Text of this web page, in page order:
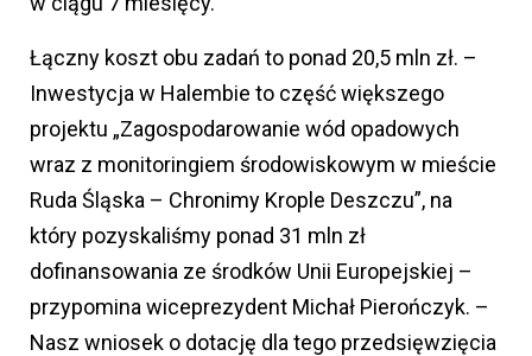
Łączny koszt obu zadań to ponad 20,5 mln zł. –
Inwestycja w Halembie to część większego
projektu „Zagospodarowanie wód opadowych
wraz z monitoringiem środowiskowym w mieście
Ruda Śląska – Chronimy Krople Deszczu”, na
który pozyskaliśmy ponad 31 mln zł
dofinansowania ze środków Unii Europejskiej –
przypomina wiceprezydent Michał Pierończyk. –
Nasz wniosek o dotację dla tego przedsięwzięcia